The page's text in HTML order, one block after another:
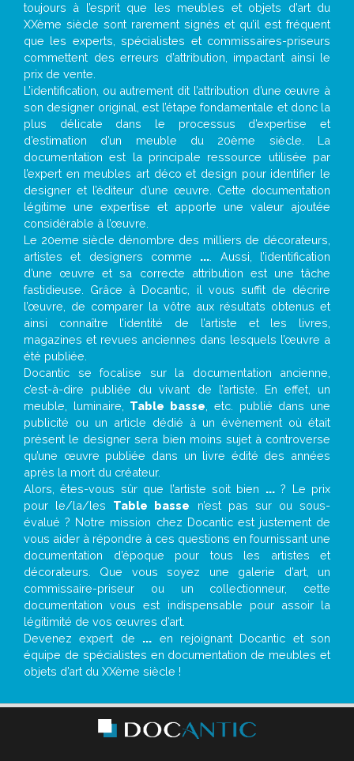
toujours à l’esprit que les meubles et objets d’art du
XXème siècle sont rarement signés et qu’il est fréquent
que les experts, spécialistes et commissaires-priseurs
commettent des erreurs d’attribution, impactant ainsi le
prix de vente.
L’identification, ou autrement dit l’attribution d’une œuvre à
son designer original, est l’étape fondamentale et donc la
plus délicate dans le processus d’expertise et
d’estimation d’un meuble du 20ème siècle. La
documentation est la principale ressource utilisée par
l’expert en meubles art déco et design pour identifier le
designer et l’éditeur d’une œuvre. Cette documentation
légitime une expertise et apporte une valeur ajoutée
considérable à l’œuvre.
Le 20eme siècle dénombre des milliers de décorateurs,
artistes et designers comme ... . Aussi, l’identification
d’une œuvre et sa correcte attribution est une tâche
fastidieuse. Grâce à Docantic, il vous suffit de décrire
l’œuvre, de comparer la vôtre aux résultats obtenus et
ainsi connaître l’identité de l’artiste et les livres,
magazines et revues anciennes dans lesquels l’œuvre a
été publiée.
Docantic se focalise sur la documentation ancienne,
c’est-à-dire publiée du vivant de l’artiste. En effet, un
meuble, luminaire, Table basse , etc. publié dans une
publicité ou un article dédié à un évènement où était
présent le designer sera bien moins sujet à controverse
qu’une œuvre publiée dans un livre édité des années
après la mort du créateur.
Alors, êtes-vous sûr que l’artiste soit bien ...? Le prix
pour le/la/les Table basse n’est pas sur ou sous-
évalué ? Notre mission chez Docantic est justement de
vous aider à répondre à ces questions en fournissant une
documentation d’époque pour tous les artistes et
décorateurs. Que vous soyez une galerie d’art, un
commissaire-priseur ou un collectionneur, cette
documentation vous est indispensable pour assoir la
légitimité de vos œuvres d’art.
Devenez expert de ... en rejoignant Docantic et son
équipe de spécialistes en documentation de meubles et
objets d’art du XXème siècle !